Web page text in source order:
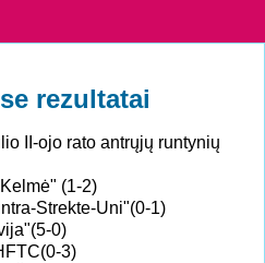
rezultatai
II-ojo rato antrųjų runtynių
(1-2)
Strekte-Uni"(0-1)
0)
3)